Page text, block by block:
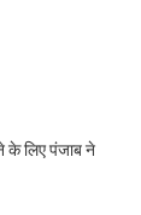
के लिए पंजाब ने